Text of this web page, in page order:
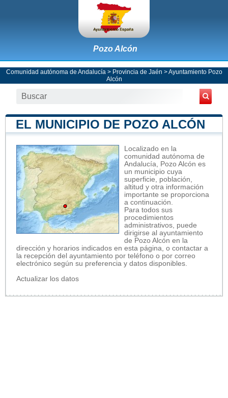
Pozo Alcón
Comunidad autónoma de Andalucía > Provincia de Jaén >Ayuntamiento Pozo
Alcón
EL MUNICIPIO DE POZO ALCÓN
Localizado en la
comunidad autónoma de
Andalucía, Pozo Alcón es
un municipio cuya
superficie, población,
altitud y otra información
importante se proporciona
a continuación.
Para todos sus
procedimientos
administrativos, puede
dirigirse al ayuntamiento
de Pozo Alcón en la
dirección y horarios indicados en esta página, o contactar a
la recepción del ayuntamiento por teléfono o por correo
electrónico según su preferencia y datos disponibles.
Actualizar los datos